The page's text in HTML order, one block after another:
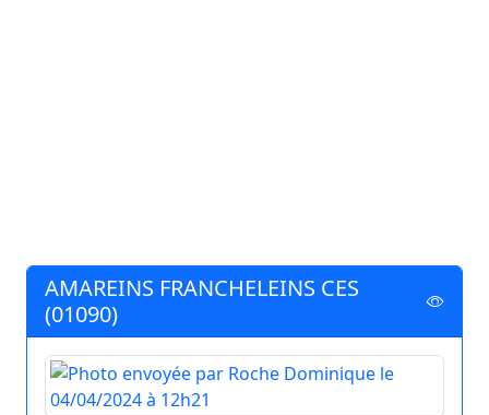
AMAREINS FRANCHELEINS CES
(01090)